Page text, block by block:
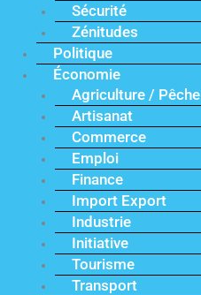
Sécurité
Zénitudes
Politique
Économie
Agriculture / Pêche
Artisanat
Commerce
Emploi
Finance
Import Export
Industrie
Initiative
Tourisme
Transport